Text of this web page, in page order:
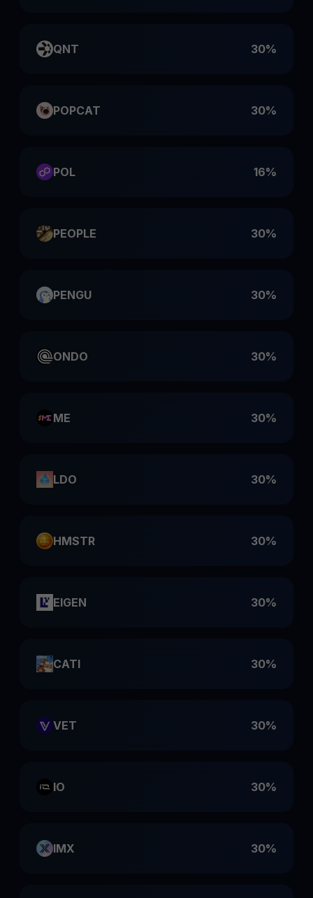
QNT 30%
POPCAT 30%
POL 16%
PEOPLE 30%
PENGU 30%
ONDO 30%
ME 30%
LDO 30%
HMSTR 30%
EIGEN 30%
CATI 30%
VET 30%
IO 30%
IMX 30%